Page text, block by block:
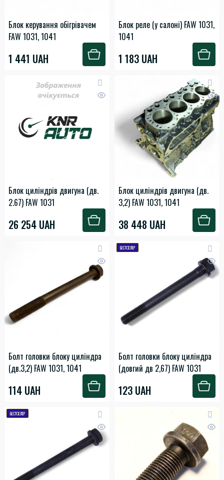
Блок керування обігрівачем
FAW 1031, 1041
1 441 UAH
Блок реле (у салоні) FAW 1031,
1041
1 183 UAH
Блок циліндрів двигуна (дв.
2.67) FAW 1031
26 254 UAH
Блок циліндрів двигуна (дв.
3,2) FAW 1031, 1041
38 448 UAH
Болт головки блоку циліндра
(дв.3,2) FAW 1031, 1041
114 UAH
БЕСТСЕЛЕР
Болт головки блоку циліндра
(довгий дв 2,67) FAW 1031
123 UAH
БЕСТСЕЛЕР